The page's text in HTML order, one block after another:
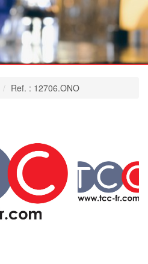
Ref. : 12706.ONO